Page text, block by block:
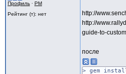
Профиль · PM
Рейтинг (т): нет
http://
http://
guide-to-
после
> gem